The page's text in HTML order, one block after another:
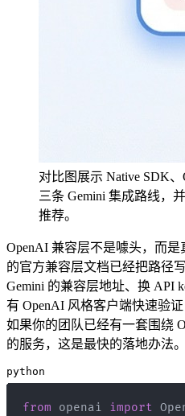
对比图展示 Native SDK
三条 Gemini 集成路线，
推荐。
OpenAI 兼容层不是噱头，而
的官方兼容层文档已经把路径
Gemini 的兼容层地址、换 API
有 OpenAI 风格客户端快速验证
如果你的团队已经有一套围绕
的服务，这是最快的落地办法。
python
from openai import